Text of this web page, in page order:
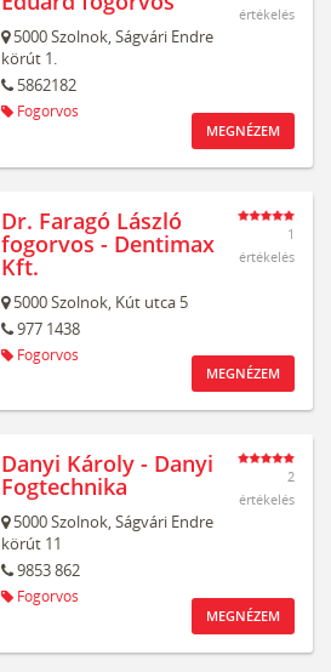
5000Szolnok,Ságvári Endre
körút 1.
5862182
Fogorvos
értékelés
MEGNÉZEM
Dr. Faragó László
fogorvos - Dentimax
Kft.
5000Szolnok, Kút utca 5
977 1438
Fogorvos
1
értékelés
MEGNÉZEM
Danyi Károly - Danyi
Fogtechnika
5000Szolnok,Ságvári Endre
körút 11
9853 862
Fogorvos
2
értékelés
MEGNÉZEM